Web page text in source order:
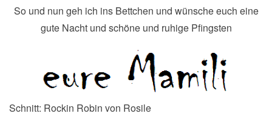
So und nun geh ich ins Bettchen und wünsche euch eine
gute Nacht und schöne und ruhige Pfingsten
Schnitt: Rockin Robin von Rosile